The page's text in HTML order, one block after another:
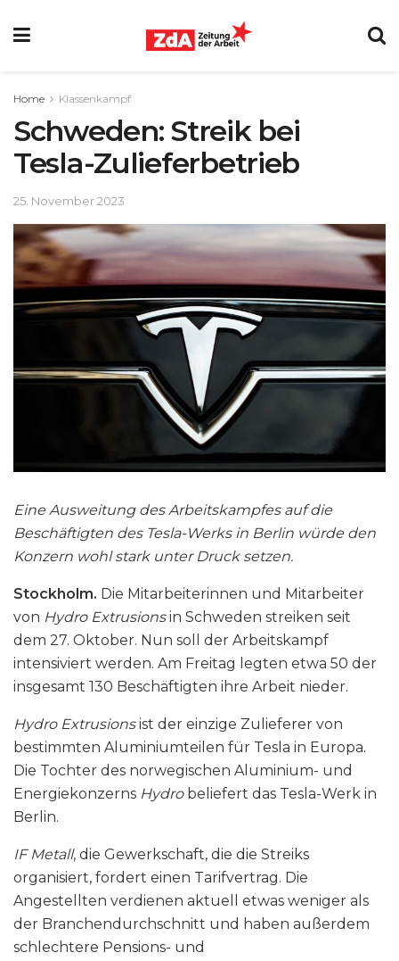
Home Klassenkampf
Schweden: Streik bei
Tesla-Zulieferbetrieb
25. November 2023
Eine Ausweitung des Arbeitskampfes auf die
Beschäftigten des Tesla-Werks in Berlin würde den
Konzern wohl stark unter Druck setzen.
Stockholm. Die Mitarbeiterinnen und Mitarbeiter
von Hydro Extrusionsin Schweden streiken seit
dem 27. Oktober. Nun soll der Arbeitskampf
intensiviert werden. Am Freitag legten etwa 50 der
insgesamt 130 Beschäftigten ihre Arbeit nieder.
Hydro Extrusionsist der einzige Zulieferer von
bestimmten Aluminiumteilen für Tesla in Europa.
Die Tochter des norwegischen Aluminium- und
Energiekonzerns Hydrobeliefert das Tesla-Werk in
Berlin.
IF Metall, die Gewerkschaft, die die Streiks
organisiert, fordert einen Tarifvertrag. Die
Angestellten verdienen aktuell etwas weniger als
der Branchendurchschnitt und haben außerdem
schlechtere Pensions- und